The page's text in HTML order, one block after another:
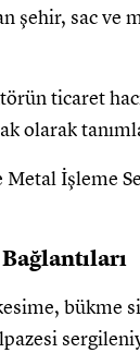
şehir, sac ve
ticaret
olarak
bükme